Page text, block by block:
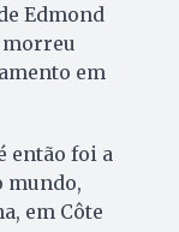
Edmond
morreu
em
então foi a
mundo,
em Côte